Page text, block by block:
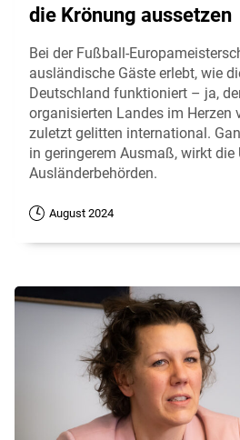
die Krönung aussetzen
Bei der Fußball-
ausländische Gäste erlebt, wie
Deutschland funktioniert – ja,
organisierten Landes im Herzen
zuletzt gelitten international.
in geringerem Ausmaß, wirkt die
Ausländerbehörden.
August 2024